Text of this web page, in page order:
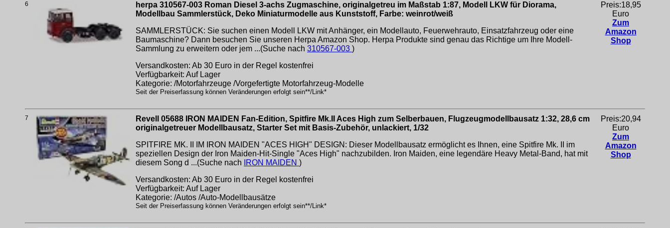
6
herpa 310567-003 Roman Diesel 3-achs Zugmaschine, originalgetreu im Maßstab 1:87, Modell LKW für Diorama,
Modellbau Sammlerstück, Deko Miniaturmodelle aus Kunststoff, Farbe: weinrot/weiß
SAMMLERSTÜCK: Sie suchen einen Modell LKW mit Anhänger, ein Modellauto, Feuerwehrauto, Einsatzfahrzeug oder eine
Baumaschine? Dann besuchen Sie unseren Herpa Amazon Shop. Herpa Produkte sind genau das Richtige um Ihre Modell-
Sammlung zu erweitern oder jem ...(Suche nach 310567-003 )
Versandkosten: Ab 30 Euro in der Regel kostenfrei
Verfügbarkeit: Auf Lager
Kategorie: /Motorfahrzeuge /Vorgefertigte Motorfahrzeug-Modelle
Seit der Preiserfassung können Veränderungen erfolgt sein**/Link*
Preis:18,95
Euro
Zum
Amazon
Shop
7
Revell 05688 IRON MAIDEN Fan-Edition, Spitfire Mk.II Aces High zum Selberbauen, Flugzeugmodellbausatz 1:32, 28,6 cm
originalgetreuer Modellbausatz, Starter Set mit Basis-Zubehör, unlackiert, 1/32
SPITFIRE MK. II IM IRON MAIDEN "ACES HIGH" DESIGN: Dieser Modellbausatz ermöglicht es Ihnen, eine Spitfire Mk. II im
speziellen Design der Iron Maiden-Hit-Single "Aces High" nachzubilden. Iron Maiden, eine legendäre Heavy Metal-Band, hat mit
diesem Song d ...(Suche nach
IRON MAIDEN )
Versandkosten: Ab 30 Euro in der Regel kostenfrei
Verfügbarkeit: Auf Lager
Kategorie: /Autos /Auto-Modellbausätze
Seit der Preiserfassung können Veränderungen erfolgt sein**/Link*
Preis:20,94
Euro
Zum
Amazon
Shop